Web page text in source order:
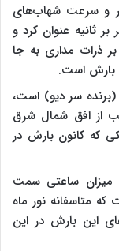
این دنباله‌دار را ۲۶ کیلومتر و سرعت شهاب‌های
با جو زمین را ۵۹ کیلومتر بر ثانیه عنوان کرد و
ذرات مداری به جا
بارش است.
(برنده سر دیو) است،
از افق شمال شرق
که کانون بارش در
میزان ساعتی سمت
شهاب است که متاسفانه نور ماه
این بارش در این